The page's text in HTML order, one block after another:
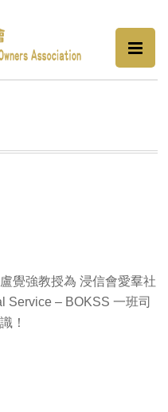
覺強教授為 浸信會愛羣社
Service – BOKSS 一班司
！